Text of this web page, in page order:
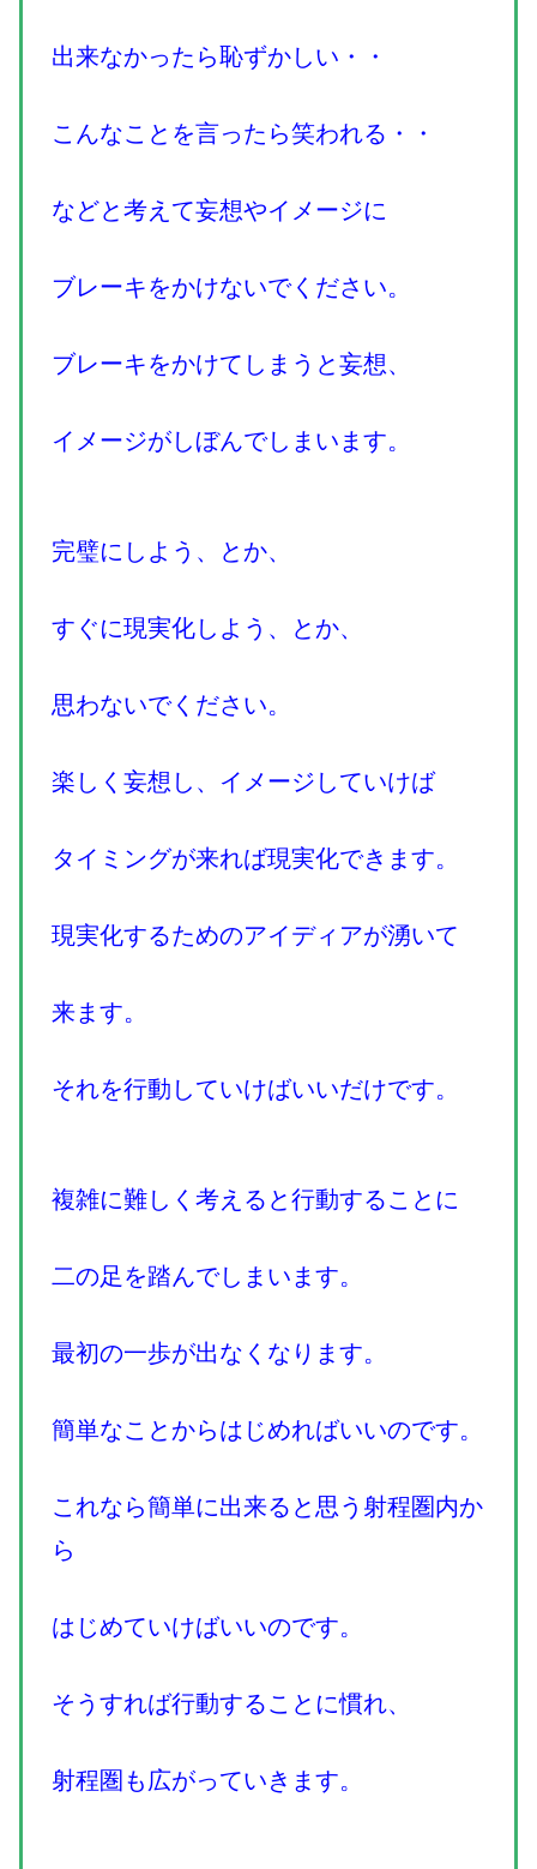
出来なかったら恥ずかしい・・
こんなことを言ったら笑われる・・
などと考えて妄想やイメージに
ブレーキをかけないでください。
ブレーキをかけてしまうと妄想、
イメージがしぼんでしまいます。
完璧にしよう、とか、
すぐに現実化しよう、とか、
思わないでください。
楽しく妄想し、イメージしていけば
タイミングが来れば現実化できます。
現実化するためのアイディアが湧いて
来ます。
それを行動していけばいいだけです。
複雑に難しく考えると行動することに
二の足を踏んでしまいます。
最初の一歩が出なくなります。
簡単なことからはじめればいいのです。
これなら簡単に出来ると思う射程圏内か
ら
はじめていけばいいのです。
そうすれば行動することに慣れ、
射程圏も広がっていきます。